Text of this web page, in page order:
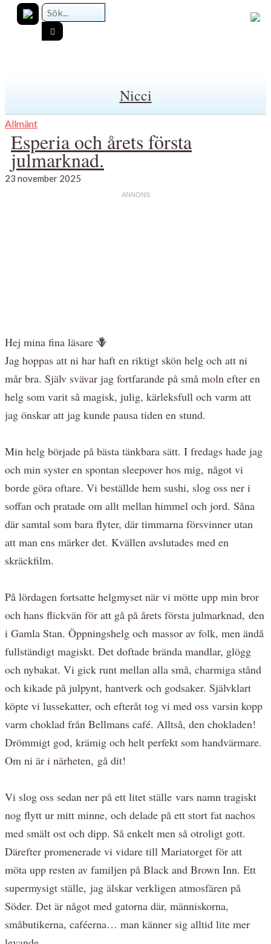
Nicci
Allmänt
Esperia och årets första
julmarknad.
23 november 2025
Hej mina fina läsare 🪻
Jag hoppas att ni har haft en riktigt skön helg och att ni
mår bra. Själv svävar jag fortfarande på små moln efter en
helg som varit så magisk, julig, kärleksfull och varm att
jag önskar att jag kunde pausa tiden en stund.
Min helg började på bästa tänkbara sätt. I fredags hade jag
och min syster en spontan sleepover hos mig, något vi
borde göra oftare. Vi beställde hem sushi, slog oss ner i
soffan och pratade om allt mellan himmel och jord. Såna
där samtal som bara flyter, där timmarna försvinner utan
att man ens märker det. Kvällen avslutades med en
skräckfilm.
På lördagen fortsatte helgmyset när vi mötte upp min bror
och hans flickvän för att gå på årets första julmarknad, den
i Gamla Stan. Öppningshelg och massor av folk, men ändå
fullständigt magiskt. Det doftade brända mandlar, glögg
och nybakat. Vi gick runt mellan alla små, charmiga stånd
och kikade på julpynt, hantverk och godsaker. Självklart
köpte vi lussekatter, och efteråt tog vi med oss varsin kopp
varm choklad från Bellmans café. Alltså, den chokladen!
Drömmigt god, krämig och helt perfekt som handvärmare.
Om ni är i närheten, gå dit!
Vi slog oss sedan ner på ett litet ställe vars namn tragiskt
nog flytt ur mitt minne, och delade på ett stort fat nachos
med smält ost och dipp. Så enkelt men så otroligt gott.
Därefter promenerade vi vidare till Mariatorget för att
möta upp resten av familjen på Black and Brown Inn. Ett
supermysigt ställe, jag älskar verkligen atmosfären på
Söder. Det är något med gatorna där, människorna,
småbutikerna, caféerna… man känner sig alltid lite mer